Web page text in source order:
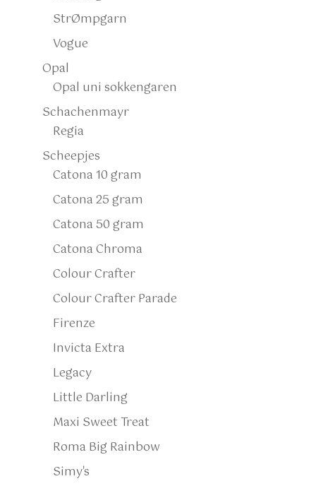
StrØmpgarn
Vogue
Opal
Opal uni sokkengaren
Schachenmayr
Regia
Scheepjes
Catona 10 gram
Catona 25 gram
Catona 50 gram
Catona Chroma
Colour Crafter
Colour Crafter Parade
Firenze
Invicta Extra
Legacy
Little Darling
Maxi Sweet Treat
Roma Big Rainbow
Simy's